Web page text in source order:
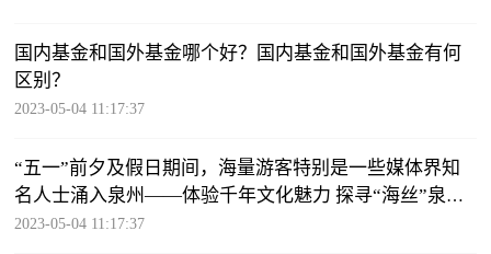
国内基金和国外基金哪个好？国内基金和国外基金有何
区别？
2023-05-04 11:17:37
“五一”前夕及假日期间，海量游客特别是一些媒体界知
名人士涌入泉州——体验千年文化魅力 探寻“海丝”泉州
印记 全球滚动
2023-05-04 11:17:37